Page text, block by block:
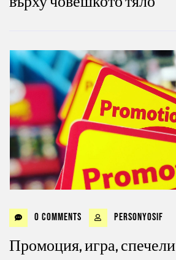
0 Comments personyosif
Промоция, игра, спечели